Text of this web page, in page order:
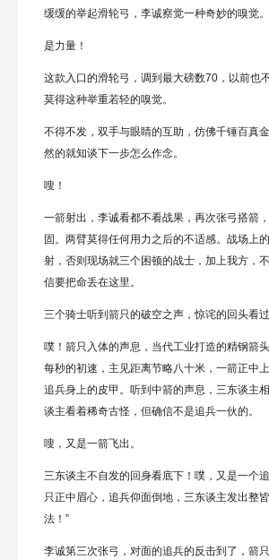
缓缓的举起滑轮弓，李诚察觉一种奇妙的嗅觉。
是力量！
这款入口的滑轮弓，调到最大磅数70，以前也
莫得这种举重若轻的嗅觉。
不得不发，双手与眼睛的互助，仿佛千锤百真
然的就知谈下一步怎么作念。
嗖！
一箭射出，李诚看都不看战果，再次张弓搭箭
固。两臂莫得任何用力之后的不适感。战场上
射，否则现场就三个困顿的战士，加上我方，
信要把命丢在这里。
三个骑士听到箭只的破空之声，惊诧的回头看过
噗！箭只入体的声息，当代工业打造的精钢箭
每秒的初速，主见距离节略八十米，一箭正中
追兵身上的皮甲。听到中箭的声息，三东谈主
谈主看着稀奇古怪，但确信不是追兵一伙的。
嗖，又是一箭飞出。
三东谈主不自发的回身看底下！噗，又是一个
只正中眉心，追兵仰面倒地，三东谈主发出整
法！”
李诚第三次张弓，对面的追兵的反击到了，箭